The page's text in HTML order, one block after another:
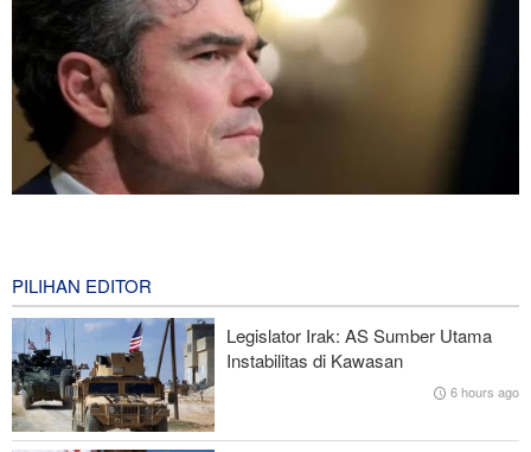
Hulu Ledak Manuver dan Antena Anti-Jamming: Lonjakan
Kualitatif Rudal Kheibar Shekan
Zolghadr: Selat Hormuz Hanya Akan Dibuka Jika AS Perbaiki
Perilaku—Ini 6 Syaratnya!
PILIHAN EDITOR
Legislator Irak: AS Sumber Utama
Instabilitas di Kawasan
6 hours ago